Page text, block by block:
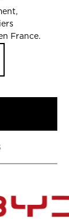
France.